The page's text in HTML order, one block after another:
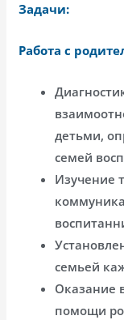
Задачи:
Работа с
детьми,
семей
Изучение
семьей
Оказание
помощи